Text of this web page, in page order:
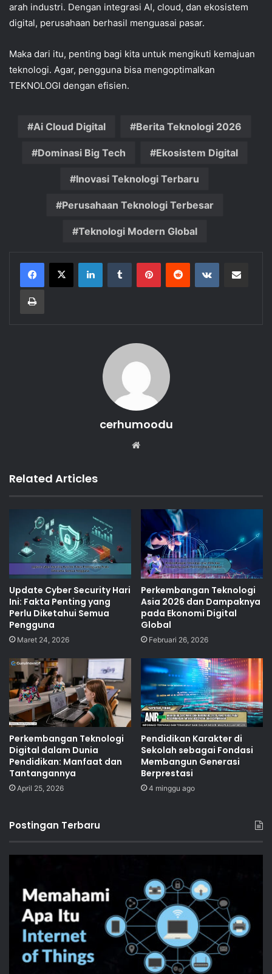
arah industri. Dengan integrasi AI, cloud, dan ekosistem
digital, perusahaan berhasil menguasai pasar.
Maka dari itu, penting bagi kita untuk mengikuti kemajuan
teknologi. Agar, pengguna bisa mengoptimalkan
TEKNOLOGI dengan efisien.
Ai Cloud Digital Berita Teknologi 2026
Dominasi Big Tech Ekosistem Digital
Inovasi Teknologi Terbaru
Perusahaan Teknologi Terbesar
Teknologi Modern Global
LinkedInTumblr PinterestReddit VKontakte
Print
cerhumoodu
Related Articles
Update Cyber Security Hari
Ini: Fakta Penting yang
Perlu Diketahui Semua
Pengguna
Maret 24, 2026
Perkembangan Teknologi
Asia 2026 dan Dampaknya
pada Ekonomi Digital
Global
Februari 26, 2026
Perkembangan Teknologi
Digital dalam Dunia
Pendidikan: Manfaat dan
Tantangannya
April 25, 2026
Pendidikan Karakter di
Sekolah sebagai Fondasi
Membangun Generasi
Berprestasi
4 minggu ago
Postingan Terbaru